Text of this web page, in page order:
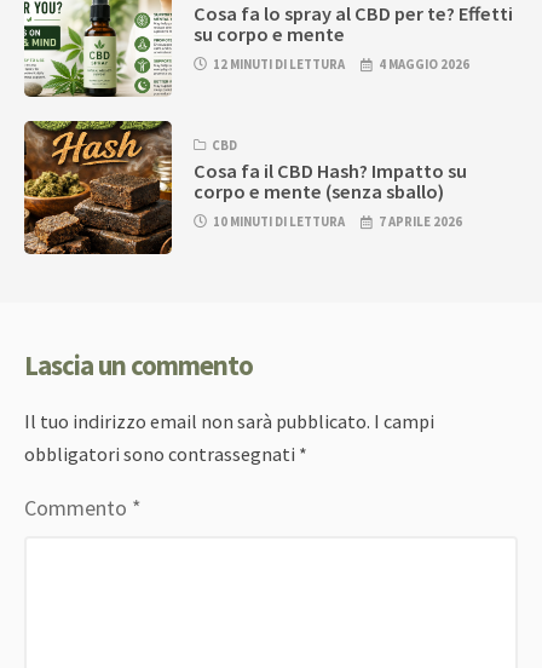
Cosa fa lo spray al CBD per te? Effetti
su corpo e mente
12 MINUTI DI LETTURA 4 MAGGIO 2026
CBD
Cosa fa il CBD Hash? Impatto su
corpo e mente (senza sballo)
10 MINUTI DI LETTURA 7 APRILE 2026
Lascia un commento
Il tuo indirizzo email non sarà pubblicato. I campi
obbligatori sono contrassegnati *
Commento *